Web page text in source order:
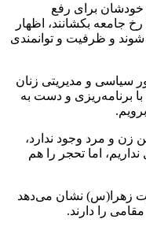
خودشان برای رفع
جامعه بکشانند، اظهار
و ظرفیت‌ و توانمندی
سیاسی و مدیریتی زنان
برنامه‌ریزی و دست به
زن و مرد وجود ندارد،
اما تحجر را هم
زهرا(س) نشان می‌دهد
را دارند.